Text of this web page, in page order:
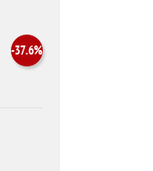
-37.6%